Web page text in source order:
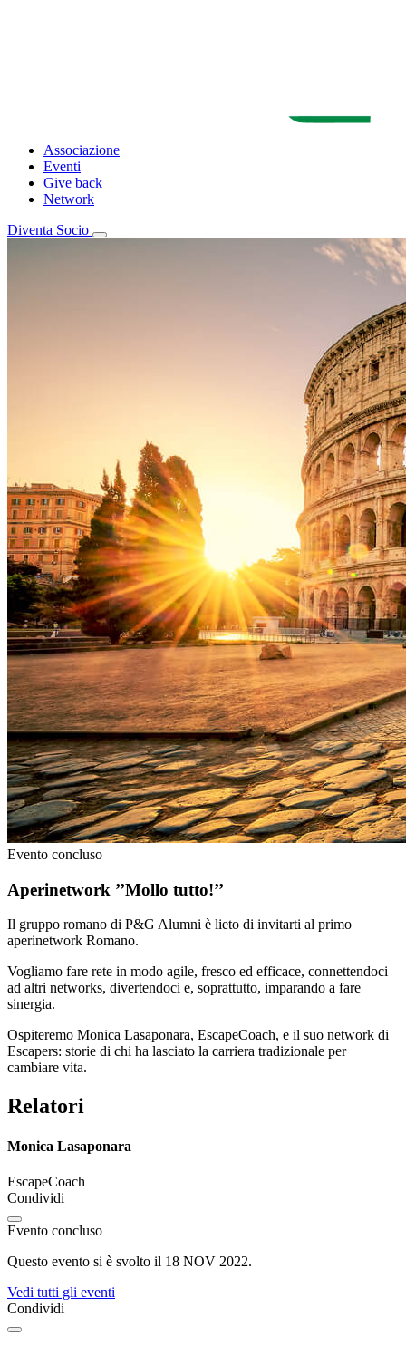
Associazione
Eventi
Give back
Network
Diventa Socio
Evento concluso
Aperinetwork ’’Mollo tutto!’’
Il gruppo romano di P&G Alumni è lieto di invitarti al primo
aperinetwork Romano.
Vogliamo fare rete in modo agile, fresco ed efficace, connettendoci
ad altri networks, divertendoci e, soprattutto, imparando a fare
sinergia.
Ospiteremo Monica Lasaponara, EscapeCoach, e il suo network di
Escapers: storie di chi ha lasciato la carriera tradizionale per
cambiare vita.
Relatori
Monica Lasaponara
EscapeCoach
Condividi
Evento concluso
Questo evento si è svolto il 18 NOV 2022.
Vedi tutti gli eventi
Condividi